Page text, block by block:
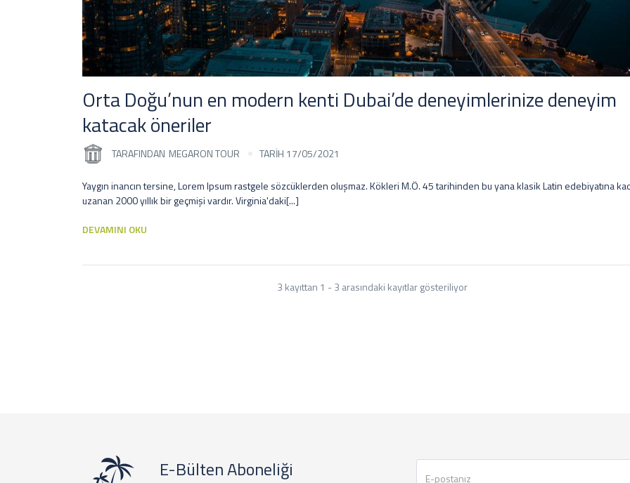
Orta Doğu’nun en modern kenti Dubai’de deneyimlerinize deneyim
katacak öneriler
TARAFINDAN MEGARON TOUR TARİH 17/05/2021
Yaygın inancın tersine, Lorem Ipsum rastgele sözcüklerden oluşmaz. Kökleri M.Ö. 45 tarihinden bu yana klasik Latin edebiyatına
uzanan 2000 yıllık bir geçmişi vardır. Virginia'daki[...]
DEVAMINI OKU
3 kayıttan 1 - 3 arasındaki kayıtlar gösteriliyor
E-Bülten Aboneliği